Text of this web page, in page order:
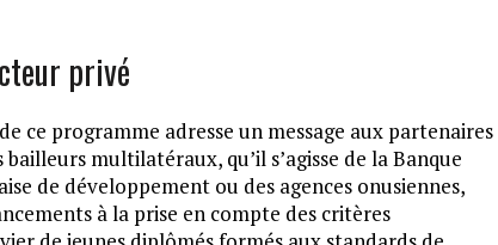
privé
ce programme adresse un message aux partenaires
multilatéraux, qu’il s’agisse de la Banque
de développement ou des agences onusiennes,
à la prise en compte des critères